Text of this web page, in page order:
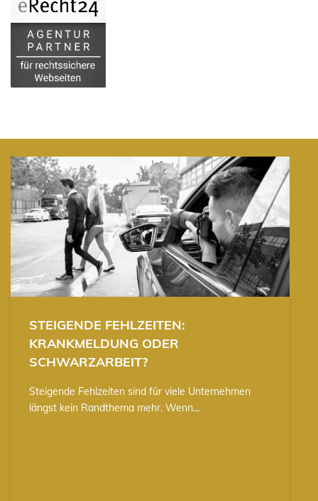
STEIGENDE FEHLZEITEN:
KRANKMELDUNG ODER
SCHWARZARBEIT?
Steigende Fehlzeiten sind für viele Unternehmen
längst kein Randthema mehr. Wenn…